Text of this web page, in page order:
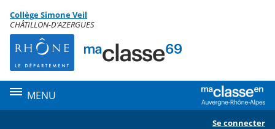
Menu de la rubrique
Contenu
Collège Simone Veil
CHÂTILLON-D'AZERGUES
MENU
Se connecter